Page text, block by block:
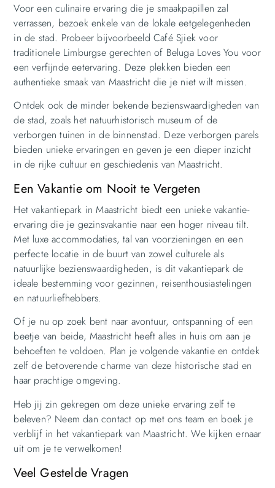
Voor een culinaire ervaring die je smaakpapillen zal
verrassen, bezoek enkele van de lokale eetgelegenheden
in de stad. Probeer bijvoorbeeld Café Sjiek voor
traditionele Limburgse gerechten of Beluga Loves You voor
een verfijnde eetervaring. Deze plekken bieden een
authentieke smaak van Maastricht die je niet wilt missen.
Ontdek ook de minder bekende bezienswaardigheden van
de stad, zoals het natuurhistorisch museum of de
verborgen tuinen in de binnenstad. Deze verborgen parels
bieden unieke ervaringen en geven je een dieper inzicht
in de rijke cultuur en geschiedenis van Maastricht.
Een Vakantie om Nooit te Vergeten
Het vakantiepark in Maastricht biedt een unieke vakantie-
ervaring die je gezinsvakantie naar een hoger niveau tilt.
Met luxe accommodaties, tal van voorzieningen en een
perfecte locatie in de buurt van zowel culturele als
natuurlijke bezienswaardigheden, is dit vakantiepark de
ideale bestemming voor gezinnen, reisenthousiastelingen
en natuurliefhebbers.
Of je nu op zoek bent naar avontuur, ontspanning of een
beetje van beide, Maastricht heeft alles in huis om aan je
behoeften te voldoen. Plan je volgende vakantie en ontdek
zelf de betoverende charme van deze historische stad en
haar prachtige omgeving.
Heb jij zin gekregen om deze unieke ervaring zelf te
beleven? Neem dan contact op met ons team en boek je
verblijf in het vakantiepark van Maastricht. We kijken ernaar
uit om je te verwelkomen!
Veel Gestelde Vragen